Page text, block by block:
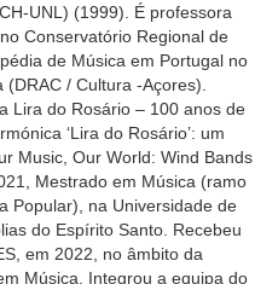
UNL) (1999). É professora
Conservatório Regional de
de Música em Portugal no
/ Cultura -Açores).
Lira do Rosário – 100 anos de
‘Lira do Rosário’: um
Music, Our World: Wind Bands
Mestrado em Música (ramo
Popular), na Universidade de
do Espírito Santo. Recebeu
em 2022, no âmbito da
Música. Integrou a equipa do